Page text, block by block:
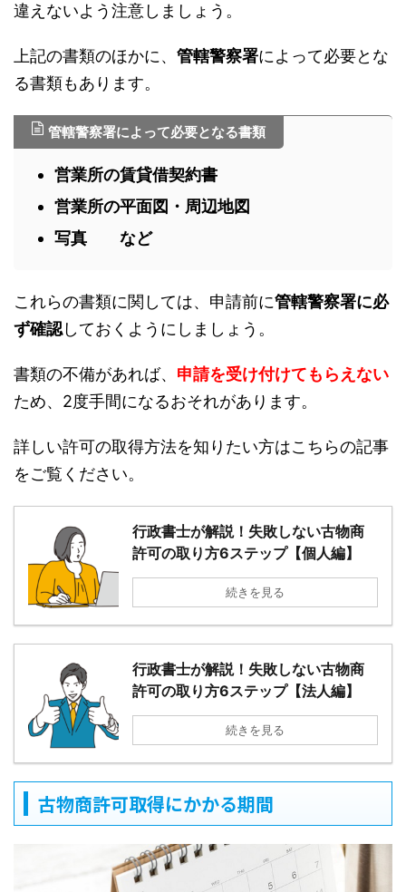
違えないよう注意しましょう。
上記の書類のほかに、 管轄警察署によって必要とな
る書類もあります。
管轄警察署によって必要となる書類
営業所の賃貸借契約書
営業所の平面図・周辺地図
写真 など
これらの書類に関しては、申請前に管轄警察署に必
ず確認しておくようにしましょう。
書類の不備があれば、 申請を受け付けてもらえない
ため、2度手間になるおそれがあります。
詳しい許可の取得方法を知りたい方はこちらの記事
をご覧ください。
行政書士が解説！失敗しない古物商
許可の取り方6ステップ【個人編】
続きを見る
行政書士が解説！失敗しない古物商
許可の取り方6ステップ【法人編】
続きを見る
古物商許可取得にかかる期間